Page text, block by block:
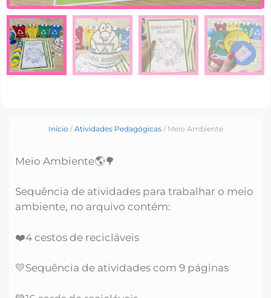
Início / Atividades Pedagógicas/ Meio Ambiente
Meio Ambiente🌎🌳
Sequência de atividades para trabalhar o meio
ambiente, no arquivo contém:
❤️4 cestos de recicláveis
💛Sequência de atividades com 9 páginas